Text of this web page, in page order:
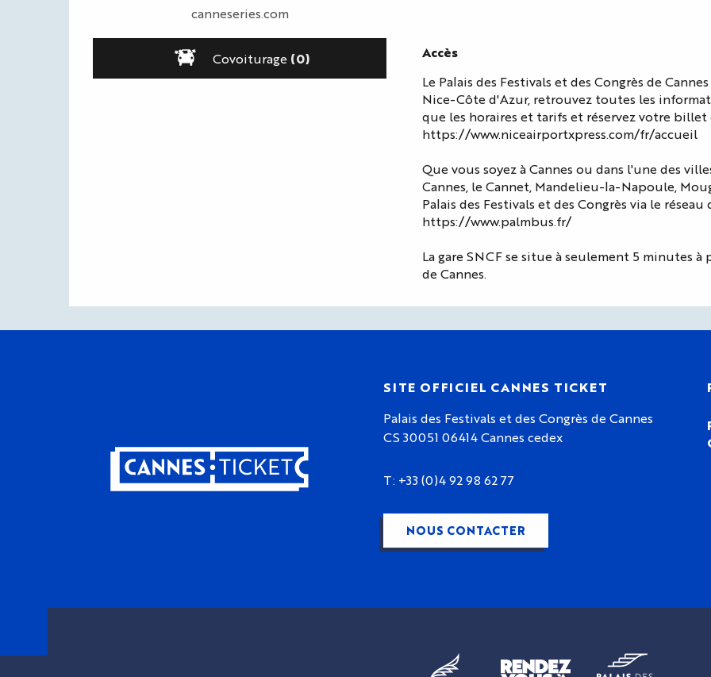
canneseries.com
Covoiturage (0) Accès
Accès
Le Palais des Festivals et des Congrès de
Nice-Côte d'Azur, retrouvez toutes les
que les horaires et tarifs et réservez votre billet
https://www.niceairportxpress.com/fr/accueil
Que vous soyez à Cannes ou dans l'une des
Cannes, le Cannet, Mandelieu-la-Napoule,
Palais des Festivals et des Congrès via le
https://www.palmbus.fr/
La gare SNCF se situe à seulement 5 minutes à
de Cannes.
SITE OFFICIEL CANNES TICKET
Palais des Festivals et des Congrès de Cannes
CS 30051 06414 Cannes cedex
T: +33 (0)4 92 98 62 77
NOUS CONTACTER